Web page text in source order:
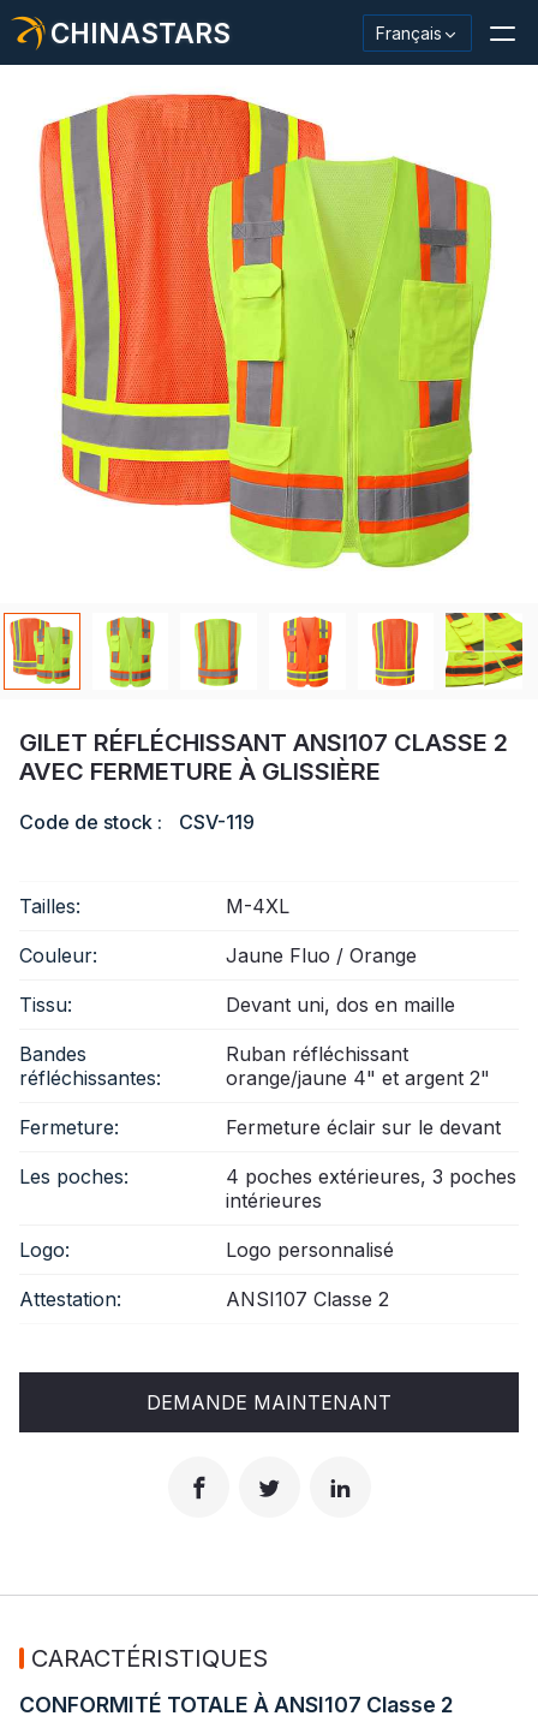
CHINASTARS Français
Matériau/ruban réfléchissant
Tissu réfléchissant de mode
Vêtements de sécurité
Matériau qui brille dans le noir.
Garniture de lavage industriel
À propos de CHINASTARS
Nouveau produit
Vidéo
GILET RÉFLÉCHISSANT ANSI107 CLASSE 2
AVEC FERMETURE À GLISSIÈRE
Code de stock : CSV-119
Tailles: M-4XL
Couleur: Jaune Fluo / Orange
Tissu: Devant uni, dos en maille
Bandes
réfléchissantes:
Ruban réfléchissant
orange/jaune 4" et argent 2"
Fermeture: Fermeture éclair sur le devant
Les poches:
4 poches extérieures, 3 poches
intérieures
Logo: Logo personnalisé
Attestation: ANSI107 Classe 2
DEMANDE MAINTENANT
CARACTÉRISTIQUES
CONFORMITÉ TOTALE À ANSI107 Classe 2